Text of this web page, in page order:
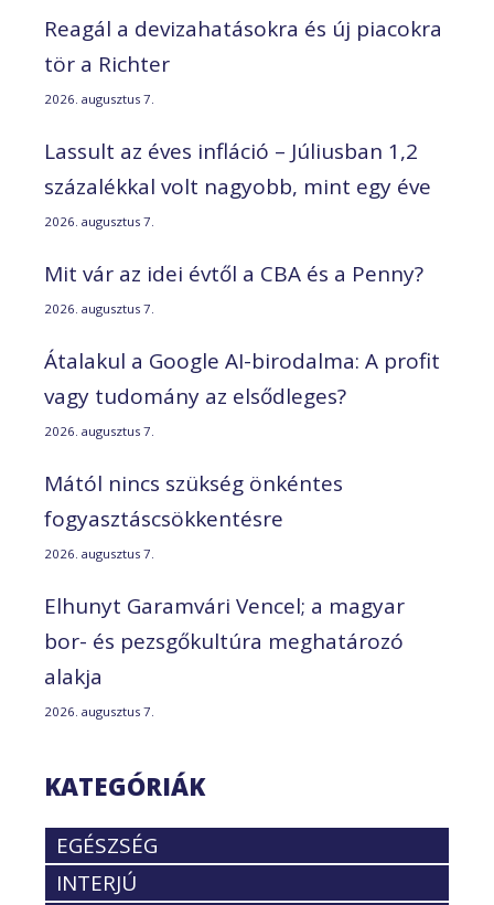
Reagál a devizahatásokra és új piacokra
tör a Richter
2026. augusztus 7.
Lassult az éves infláció – Júliusban 1,2
százalékkal volt nagyobb, mint egy éve
2026. augusztus 7.
Mit vár az idei évtől a CBA és a Penny?
2026. augusztus 7.
Átalakul a Google AI-birodalma: A profit
vagy tudomány az elsődleges?
2026. augusztus 7.
Mától nincs szükség önkéntes
fogyasztáscsökkentésre
2026. augusztus 7.
Elhunyt Garamvári Vencel; a magyar
bor- és pezsgőkultúra meghatározó
alakja
2026. augusztus 7.
KATEGÓRIÁK
EGÉSZSÉG
INTERJÚ